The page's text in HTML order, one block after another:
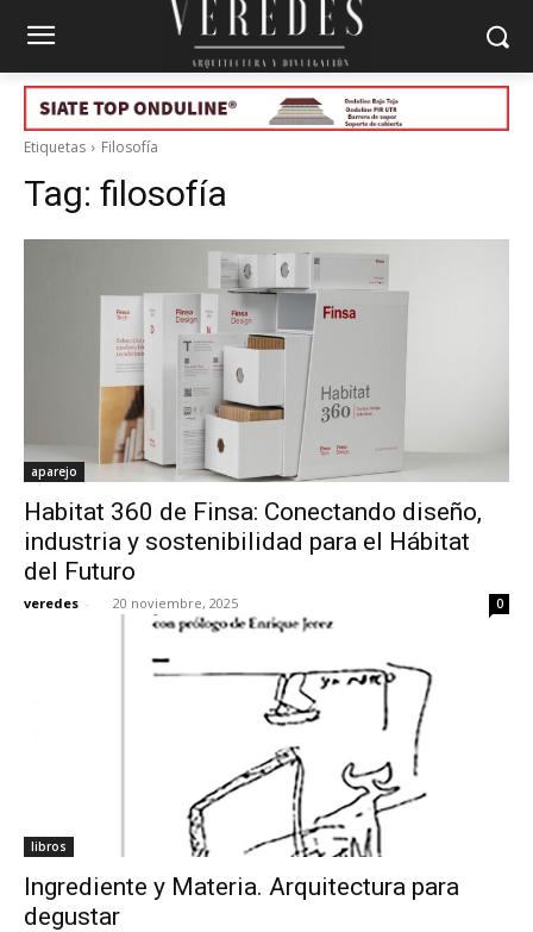
Etiquetas Filosofía
Tag: filosofía
aparejo
Habitat 360 de Finsa: Conectando diseño,
industria y sostenibilidad para el Hábitat
del Futuro
veredes - 20 noviembre, 2025 0
libros
Ingrediente y Materia. Arquitectura para
degustar